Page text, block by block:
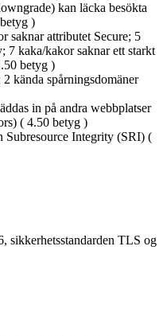
kan läcka besökta
)
saknar attributet Secure; 5
7 kaka/kakor saknar ett starkt
betyg )
kända spårningsdomäner
in på andra webbplatser
( 4.50 betyg )
Subresource Integrity (SRI) (
sikkerhetsstandarden TLS og